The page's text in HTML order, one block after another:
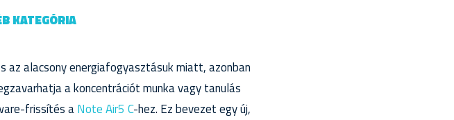
KATEGÓRIA
az alacsony energiafogyasztásuk miatt, azonban
a koncentrációt munka vagy tanulás
frissítés aNote Air5 C-hez. Ez bevezet egy új,